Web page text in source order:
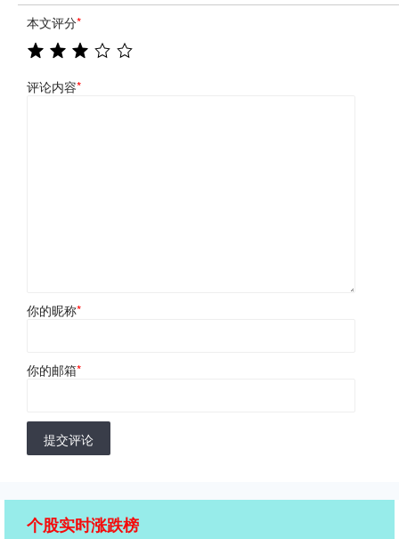
本文评分*
评论内容*
你的昵称*
你的邮箱*
提交评论
个股实时涨跌榜